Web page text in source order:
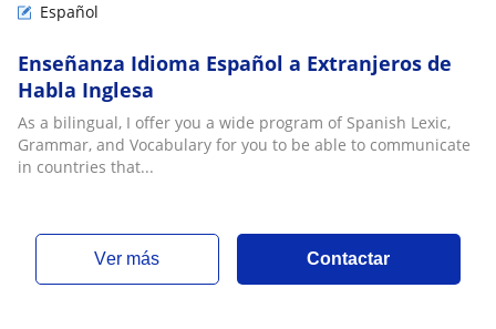
Español
Enseñanza Idioma Español a Extranjeros de
Habla Inglesa
As a bilingual, I offer you a wide program of Spanish Lexic,
Grammar, and Vocabulary for you to be able to communicate
in countries that...
ver más Contactar